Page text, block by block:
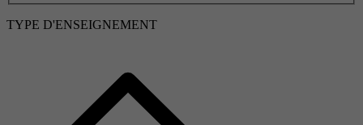
TYPE D'ENSEIGNEMENT